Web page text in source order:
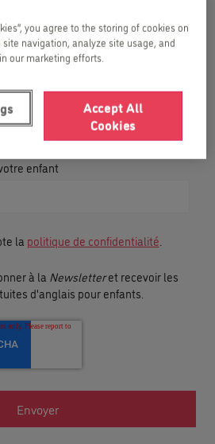
enfant
la politique de confidentialité.
à la Newsletteret recevoir les
d'anglais pour enfants.
you agree to the storing of cookies on
navigation, analyze site usage, and
our marketing efforts.
Accept All
Cookies